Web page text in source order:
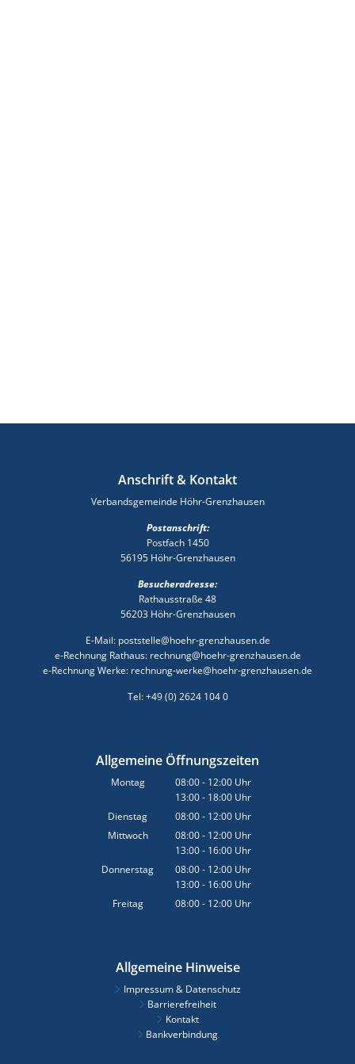
Anschrift & Kontakt
Verbandsgemeinde Höhr-Grenzhausen
Postanschrift:
Postfach 1450
56195 Höhr-Grenzhausen
Besucheradresse:
Rathausstraße 48
56203 Höhr-Grenzhausen
E-Mail: poststelle@hoehr-grenzhausen.de
e-Rechnung Rathaus: rechnung@hoehr-grenzhausen.de
e-Rechnung Werke: rechnung-werke@hoehr-grenzhausen.de
Tel: +49 (0) 2624 104 0
Allgemeine Öffnungszeiten
Montag 08:00- 12:00 Uhr
Von 08:00 bis 12:00 Uhr
13:00- 18:00 Uhr
Von 13:00 bis 18:00 Uhr
Dienstag 08:00- 12:00 Uhr
Von 08:00 bis 12:00 Uhr
Mittwoch 08:00- 12:00 Uhr
Von 08:00 bis 12:00 Uhr
13:00- 16:00 Uhr
Von 13:00 bis 16:00 Uhr
Donnerstag 08:00- 12:00 Uhr
Von 08:00 bis 12:00 Uhr
13:00- 16:00 Uhr
Von 13:00 bis 16:00 Uhr
Freitag 08:00- 12:00 Uhr
Allgemeine Hinweise
Impressum & Datenschutz
Barrierefreiheit
Kontakt
Bankverbindung